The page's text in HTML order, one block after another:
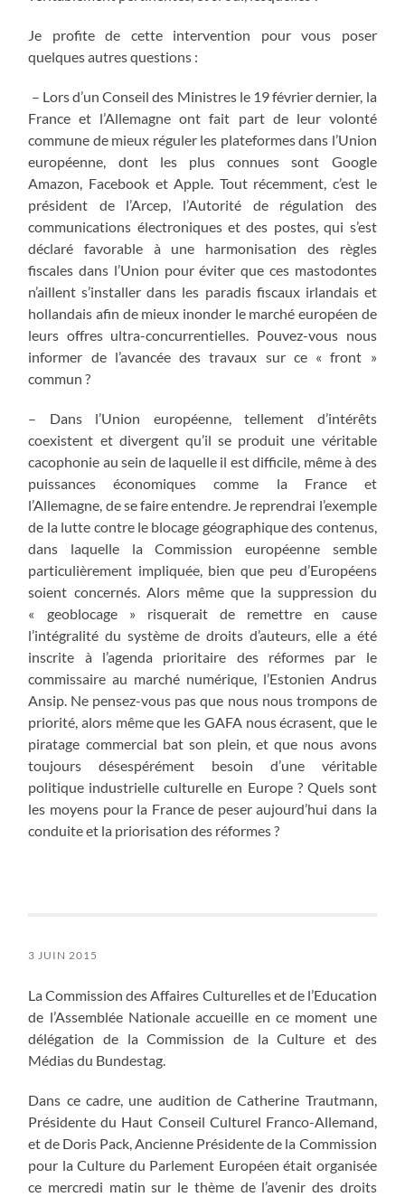
Je profite de cette intervention pour vous poser
quelques autres questions :
– Lors d’un Conseil des Ministres le 19 février dernier, la
France et l’Allemagne ont fait part de leur volonté
commune de mieux réguler les plateformes dans l’Union
européenne, dont les plus connues sont Google
Amazon, Facebook et Apple. Tout récemment, c’est le
président de l’Arcep, l’Autorité de régulation des
communications électroniques et des postes, qui s’est
déclaré favorable à une harmonisation des règles
fiscales dans l’Union pour éviter que ces mastodontes
n’aillent s’installer dans les paradis fiscaux irlandais et
hollandais afin de mieux inonder le marché européen de
leurs offres ultra-concurrentielles. Pouvez-vous nous
informer de l’avancée des travaux sur ce « front »
commun ?
– Dans l’Union européenne, tellement d’intérêts
coexistent et divergent qu’il se produit une véritable
cacophonie au sein de laquelle il est difficile, même à des
puissances économiques comme la France et
l’Allemagne, de se faire entendre. Je reprendrai l’exemple
de la lutte contre le blocage géographique des contenus,
dans laquelle la Commission européenne semble
particulièrement impliquée, bien que peu d’Européens
soient concernés. Alors même que la suppression du
« geoblocage » risquerait de remettre en cause
l’intégralité du système de droits d’auteurs, elle a été
inscrite à l’agenda prioritaire des réformes par le
commissaire au marché numérique, l’Estonien Andrus
Ansip. Ne pensez-vous pas que nous nous trompons de
priorité, alors même que les GAFA nous écrasent, que le
piratage commercial bat son plein, et que nous avons
toujours désespérément besoin d’une véritable
politique industrielle culturelle en Europe ? Quels sont
les moyens pour la France de peser aujourd’hui dans la
conduite et la priorisation des réformes ?
3 JUIN 2015
La Commission des Affaires Culturelles et de l’Education
de l’Assemblée Nationale accueille en ce moment une
délégation de la Commission de la Culture et des
Médias du Bundestag.
Dans ce cadre, une audition de Catherine Trautmann,
Présidente du Haut Conseil Culturel Franco-Allemand,
et de Doris Pack, Ancienne Présidente de la Commission
pour la Culture du Parlement Européen était organisée
ce mercredi matin sur le thème de l’avenir des droits